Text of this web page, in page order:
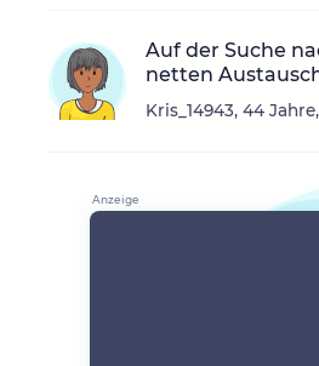
Auf der Suche
netten
Kris_14943, 44